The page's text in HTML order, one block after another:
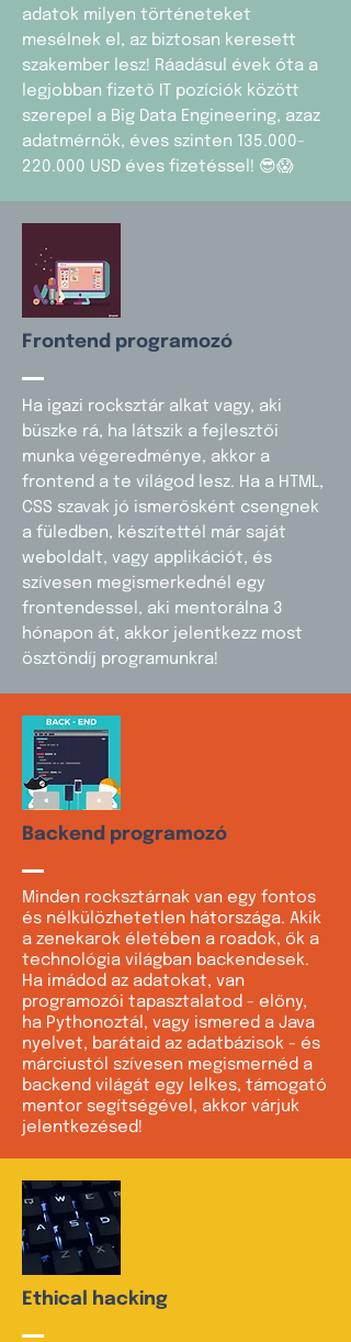
adatok milyen történeteket
mesélnek el, az biztosan keresett
szakember lesz! Ráadásul évek óta a
legjobban fizető IT pozíciók között
szerepel a Big Data Engineering, azaz
adatmérnök, éves szinten 135.000-
220.000 USD éves fizetéssel! 😎😱
Frontend programozó
Ha igazi rocksztár alkat vagy, aki
büszke rá, ha látszik a fejlesztői
munka végeredménye, akkor a
frontend a te világod lesz. Ha a HTML,
CSS szavak jó ismerősként csengnek
a füledben, készítettél már saját
weboldalt, vagy applikációt, és
szívesen megismerkednél egy
frontendessel, aki mentorálna 3
hónapon át, akkor jelentkezz most
ösztöndíj programunkra!
Backend programozó
Minden rocksztárnak van egy fontos
és nélkülözhetetlen hátországa. Akik
a zenekarok életében a roadok, ők a
technológia világban backendesek.
Ha imádod az adatokat, van
programozói tapasztalatod - előny,
ha Pythonoztál, vagy ismered a Java
nyelvet, barátaid az adatbázisok - és
márciustól szívesen megismernéd a
backend világát egy lelkes, támogató
mentor segítségével, akkor várjuk
jelentkezésed!
Ethical hacking